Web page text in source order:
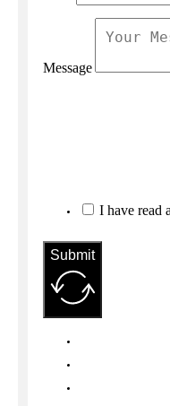
Message
I have read
Submit